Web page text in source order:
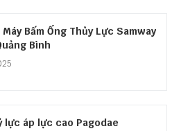
Máy Bấm Ống Thủy Lực Samway
Bình
lực áp lực cao Pagodae